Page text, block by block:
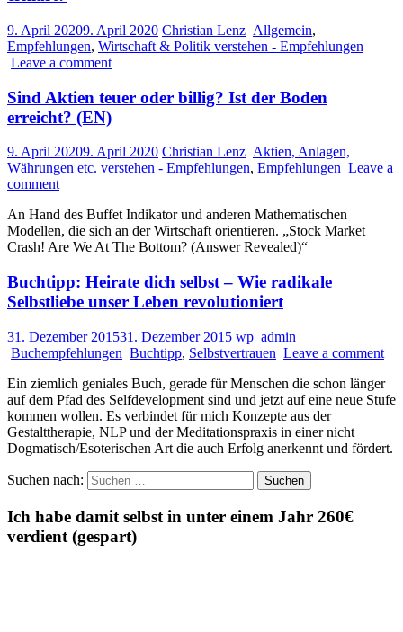
9. April 20209. April 2020 Christian Lenz Allgemein,
Empfehlungen, Wirtschaft & Politik verstehen - Empfehlungen
Leave a comment
Sind Aktien teuer oder billig? Ist der Boden
erreicht? (EN)
9. April 20209. April 2020 Christian Lenz Aktien, Anlagen,
Währungen etc. verstehen - Empfehlungen, Empfehlungen Leave a
comment
An Hand des Buffet Indikator und anderen Mathematischen
Modellen, die sich an der Wirtschaft orientieren. „Stock Market
Crash! Are We At The Bottom? (Answer Revealed)“
Buchtipp: Heirate dich selbst – Wie radikale
Selbstliebe unser Leben revolutioniert
31. Dezember 201531. Dezember 2015 wp_admin
Buchempfehlungen Buchtipp, Selbstvertrauen Leave a comment
Ein ziemlich geniales Buch, gerade für Menschen die schon länger
auf dem Pfad des Selfdevelopment sind und jetzt auf eine neue Stufe
kommen wollen. Es verbindet für mich Konzepte aus der
Gestalttherapie, NLP und der Meditationspraxis in einer nicht
Dogmatisch/Esoterischen Art die auch Erfolg anerkennt und fördert.
Suchen nach:
Ich habe damit selbst in unter einem Jahr 260€
verdient (gespart)